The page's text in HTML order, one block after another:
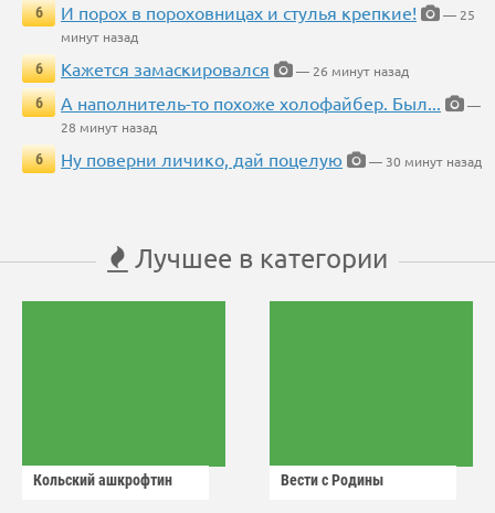
6
И порох в пороховницах и стулья крепкие!
— 25
минут назад
6
Кажется замаскировался
— 26 минут назад
6
А наполнитель-то похоже холофайбер. Был...
—
28 минут назад
6
Ну поверни личико, дай поцелую — 30 минут назад
Лучшее в категории
Кольский ашкрофтин Вести с Родины